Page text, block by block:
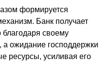
формируется
Банк получает
благодаря своему
ожидание господдержки
ресурсы, усиливая его